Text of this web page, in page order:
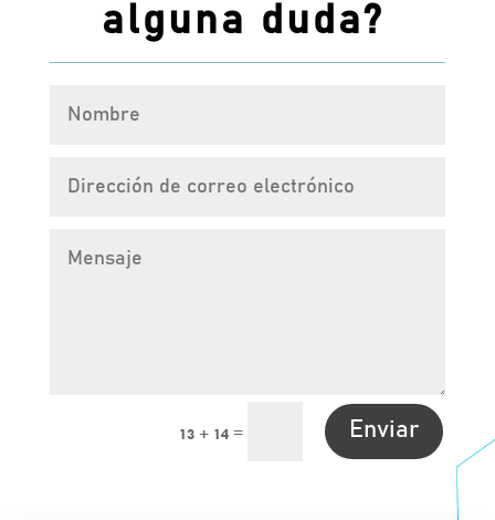
alguna duda?
13 + 14 = Enviar